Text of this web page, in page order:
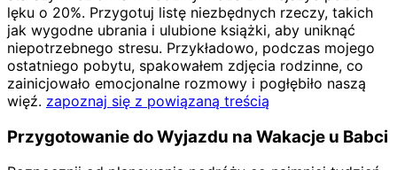
lęku o 20%. Przygotuj listę niezbędnych rzeczy, takich
jak wygodne ubrania i ulubione książki, aby uniknąć
niepotrzebnego stresu. Przykładowo, podczas mojego
ostatniego pobytu, spakowałem zdjęcia rodzinne, co
zainicjowało emocjonalne rozmowy i pogłębiło naszą
więź. zapoznaj się z powiązaną treścią
Przygotowanie do Wyjazdu na Wakacje u Babci